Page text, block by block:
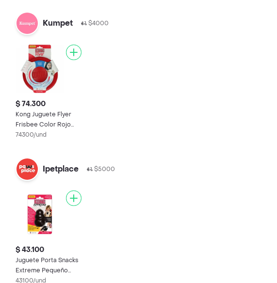
Kumpet $4000
$ 74.300
Kong Juguete Flyer
Frisbee Color Rojo
para Perro
74300/und
Ipetplace $5000
$ 43.100
Juguete Porta Snacks
Extreme Pequeño
Kong
43100/und